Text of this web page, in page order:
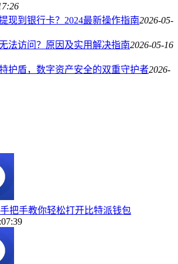
现到银行卡？2024最新操作指南2026-05-
法访问？原因及实用解决指南2026-05-16
护盾，数字资产安全的双重守护者2026-
把手教你轻松打开比特派钱包